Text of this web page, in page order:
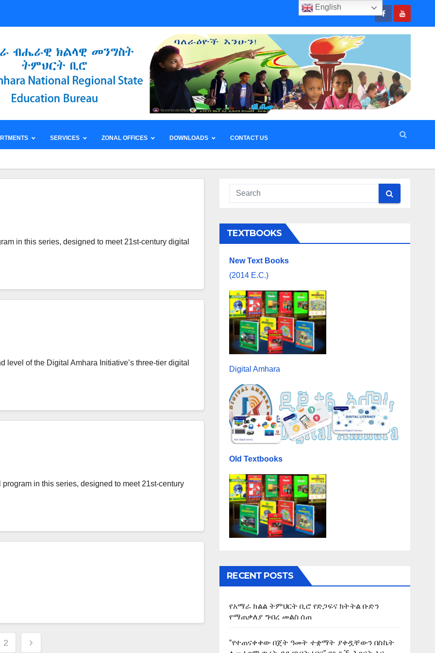
SERVICES ZONAL OFFICES DOWNLOADS CONTACT US
in this series, designed to meet 21st-century digital
of the Digital Amhara Initiative’s three-tier digital
in this series, designed to meet 21st-century
2
TEXTBOOKS
New Text Books
(2014 E.C.)
Digital Amhara
Old Textbooks
RECENT POSTS
የአማራ ክልል ትምህርት ቢሮ የድጋፍና ክትትል ቡድን
የማጠቃለያ ግብረ መልስ ሰጠ
“የተጠናቀቀው በጀት ዓመት ተቋማት ያቀዷቸውን በስኬት
English